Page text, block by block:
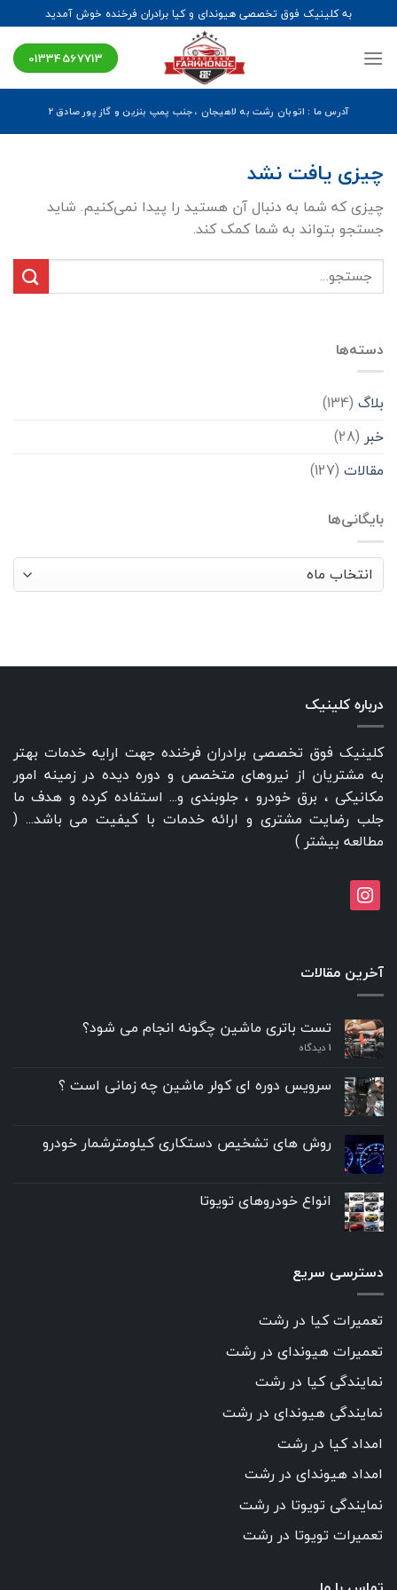
to
content
به کلینیک فوق تخصصی هیوندای و کیا برادران فرخنده خوش آمدید
01334567713
آدرس ما : اتوبان رشت به لاهیجان ، جنب پمپ بنزین و گاز پور صادق ۲
چیزی یافت نشد
چیزی که شما به دنبال آن هستید را پیدا نمی‌کنیم. شاید
جستجو بتواند به شما کمک کند.
دسته‌ها
بلاگ (134)
خبر (28)
مقالات (127)
بایگانی‌ها
بایگانی‌ها
درباره کلینیک
کلینیک فوق تخصصی برادران فرخنده جهت ارایه خدمات بهتر
به مشتریان از نیروهای متخصص و دوره دیده در زمینه امور
مکانیکی ، برق خودرو ، جلوبندی و... استفاده کرده و هدف ما
جلب رضایت مشتری و ارائه خدمات با کیفیت می باشد... (
مطالعه بیشتر )
instagram
آخرین مقالات
تست باتری ماشین چگونه انجام می شود؟
۱ دیدگاه
سرویس دوره ای کولر ماشین چه زمانی است ؟
روش های تشخیص دستکاری کیلومترشمار خودرو
انواع خودروهای تویوتا
دسترسی سریع
تعمیرات کیا در رشت
تعمیرات هیوندای در رشت
نمایندگی کیا در رشت
نمایندگی هیوندای در رشت
امداد کیا در رشت
امداد هیوندای در رشت
نمایندگی تویوتا در رشت
تعمیرات تویوتا در رشت